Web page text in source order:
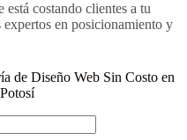
costando clientes a tu
expertos en posicionamiento y
de Diseño Web Sin Costo en